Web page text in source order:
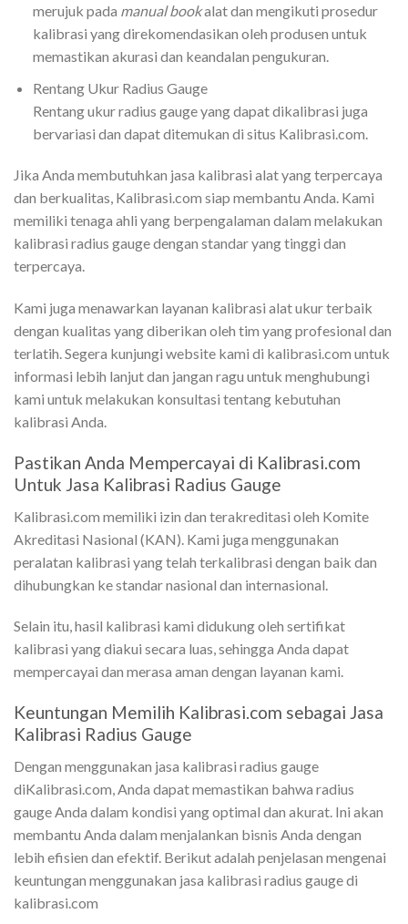
merujuk pada manual bookalat dan mengikuti prosedur
kalibrasi yang direkomendasikan oleh produsen untuk
memastikan akurasi dan keandalan pengukuran.
Rentang Ukur Radius Gauge
Rentang ukur radius gauge yang dapat dikalibrasi juga
bervariasi dan dapat ditemukan di situs Kalibrasi.com.
Jika Anda membutuhkan jasa kalibrasi alat yang terpercaya
dan berkualitas, Kalibrasi.com siap membantu Anda. Kami
memiliki tenaga ahli yang berpengalaman dalam melakukan
kalibrasi radius gauge dengan standar yang tinggi dan
terpercaya.
Kami juga menawarkan layanan kalibrasi alat ukur terbaik
dengan kualitas yang diberikan oleh tim yang profesional dan
terlatih. Segera kunjungi website kami di kalibrasi.com untuk
informasi lebih lanjut dan jangan ragu untuk menghubungi
kami untuk melakukan konsultasi tentang kebutuhan
kalibrasi Anda.
Pastikan Anda Mempercayai di Kalibrasi.com
Untuk Jasa Kalibrasi Radius Gauge
Kalibrasi.com memiliki izin dan terakreditasi oleh Komite
Akreditasi Nasional (KAN). Kami juga menggunakan
peralatan kalibrasi yang telah terkalibrasi dengan baik dan
dihubungkan ke standar nasional dan internasional.
Selain itu, hasil kalibrasi kami didukung oleh sertifikat
kalibrasi yang diakui secara luas, sehingga Anda dapat
mempercayai dan merasa aman dengan layanan kami.
Keuntungan Memilih Kalibrasi.com sebagai Jasa
Kalibrasi Radius Gauge
Dengan menggunakan jasa kalibrasi radius gauge
diKalibrasi.com, Anda dapat memastikan bahwa radius
gauge Anda dalam kondisi yang optimal dan akurat. Ini akan
membantu Anda dalam menjalankan bisnis Anda dengan
lebih efisien dan efektif. Berikut adalah penjelasan mengenai
keuntungan menggunakan jasa kalibrasi radius gauge di
kalibrasi.com